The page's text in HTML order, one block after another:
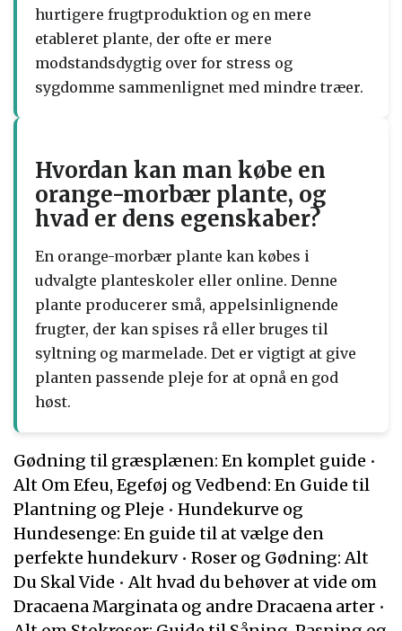
hurtigere frugtproduktion og en mere
etableret plante, der ofte er mere
modstandsdygtig over for stress og
sygdomme sammenlignet med mindre træer.
Hvordan kan man købe en
orange-morbær plante, og
hvad er dens egenskaber?
En orange-morbær plante kan købes i
udvalgte planteskoler eller online. Denne
plante producerer små, appelsinlignende
frugter, der kan spises rå eller bruges til
syltning og marmelade. Det er vigtigt at give
planten passende pleje for at opnå en god
høst.
Gødning til græsplænen: En komplet guide •
Alt Om Efeu, Egeføj og Vedbend: En Guide til
Plantning og Pleje • Hundekurve og
Hundesenge: En guide til at vælge den
perfekte hundekurv• Roser og Gødning: Alt
Du Skal Vide •Alt hvad du behøver at vide om
Dracaena Marginata og andre Dracaena arter •